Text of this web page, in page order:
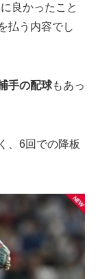
良かったこと
払う内容でし
手の配球もあっ
、6回での降板